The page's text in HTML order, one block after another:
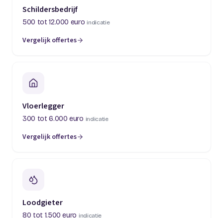
Schildersbedrijf
500 tot 12.000 euro indicatie
Vergelijk offertes
(opent in een nieuw tabblad)
Vloerlegger
300 tot 6.000 euro indicatie
Vergelijk offertes
(opent in een nieuw tabblad)
Loodgieter
80 tot 1.500 euro indicatie